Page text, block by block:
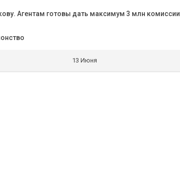
Агентам готовы дать максимум 3 млн комиссии
13 Июня